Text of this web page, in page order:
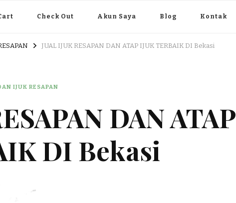
Check Out Akun Saya Blog Kontak
JUAL IJUK RESAPAN DAN ATAP IJUK TERBAIK DI Bekasi
IJUK RESAPAN
DAN ATAP
DI Bekasi